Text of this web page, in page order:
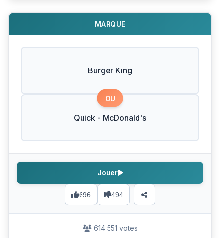
MARQUE
Burger King
OU
Quick - McDonald's
696 494
Jouer
614 551 votes